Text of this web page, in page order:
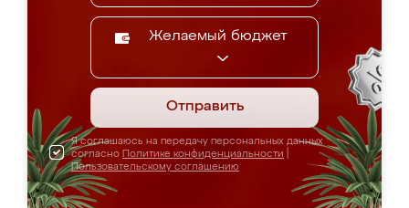
Желаемый бюджет
Отправить
Я соглашаюсь на передачу персональных данных
согласно Политике конфиденциальности
Пользовательскому соглашению